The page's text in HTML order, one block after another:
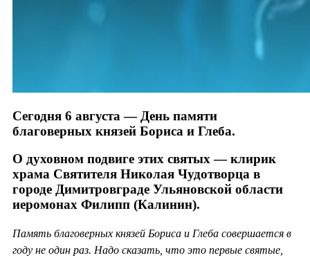
Сегодня 6 августа — День памяти
благоверных князей Бориса и Глеба.
О духовном подвиге этих святых — клирик
храма Святителя Николая Чудотворца в
городе Димитровграде Ульяновской области
иеромонах Филипп (Калинин).
Память благоверных князей Бориса и Глеба совершается в
году не один раз. Надо сказать, что это первые святые,